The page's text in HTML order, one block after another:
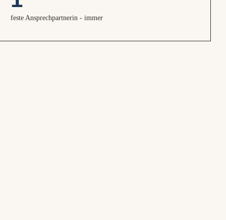
feste Ansprechpartnerin - immer